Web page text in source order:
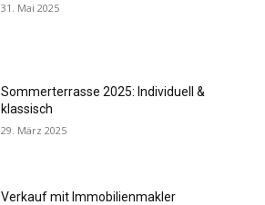
31. Mai 2025
Sommerterrasse 2025: Individuell &
klassisch
29. März 2025
Verkauf mit Immobilienmakler